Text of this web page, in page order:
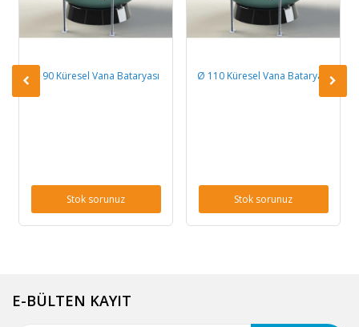
Ø 90 Küresel Vana Bataryası
Stok sorunuz
Ø 110 Küresel Vana Bataryası
Stok sorunuz
E-BÜLTEN KAYIT